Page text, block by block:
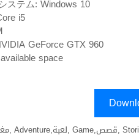
ステム: Windows 10
i5
GeForce GTX 960
space